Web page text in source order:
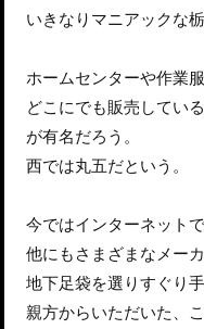
いきなりマニアックな
ホームセンターや作業
どこにでも販売してい
が有名だろう。
西では丸五だという。
今ではインターネット
他にもさまざまなメー
地下足袋を選りすぐり
親方からいただいた、